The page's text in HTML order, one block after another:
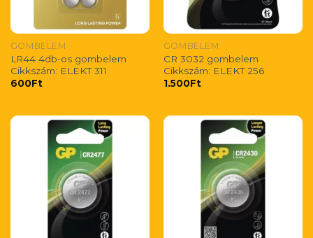
GOMBELEM
LR44 4db-os gombelem
Cikkszám: ELEKT 311
600Ft
GOMBELEM
CR 3032 gombelem
Cikkszám: ELEKT 256
1.500Ft